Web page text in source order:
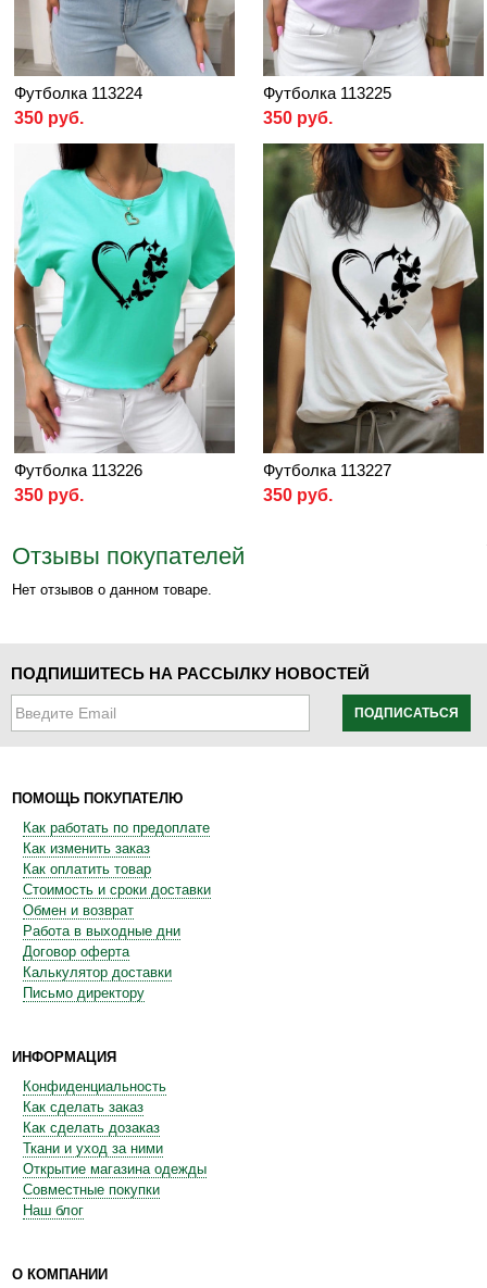
Футболка 113224
350 руб.
Футболка 113225
350 руб.
Футболка 113226
350 руб.
Футболка 113227
350 руб.
Отзывы покупателей
Нет отзывов о данном товаре.
ПОДПИШИТЕСЬ НА РАССЫЛКУ НОВОСТЕЙ
ПОДПИСАТЬСЯ
ПОМОЩЬ ПОКУПАТЕЛЮ
Как работать по предоплате
Как изменить заказ
Как оплатить товар
Стоимость и сроки доставки
Обмен и возврат
Работа в выходные дни
Договор оферта
Калькулятор доставки
Письмо директору
ИНФОРМАЦИЯ
Конфиденциальность
Как сделать заказ
Как сделать дозаказ
Ткани и уход за ними
Открытие магазина одежды
Совместные покупки
Наш блог
О КОМПАНИИ